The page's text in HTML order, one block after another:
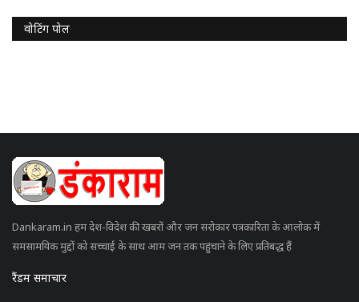
वोटिंग पोल
Dankaram.in हम देश-विदेश की खबरों और जन सरोकार पत्रकारिता के आलोक में
समसामयिक मुद्दों को सच्चाई के साथ आम जन तक पहुंचाने के लिए प्रतिबद्ध हैं
रैंडम समाचार